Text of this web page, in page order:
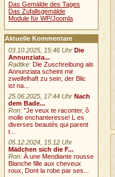
Das Gemälde des Tages
Das Zufallsgemälde
Module für WP/Joomla
Aktuelle Kommentare
03.10.2025, 15:46 Uhr Die
Annunziata...
Radtke: Die Zuschreibung als
Annunziata scheint mir
zweifelhaft zu sein, der Blic
ist na...
25.06.2025, 17:44 Uhr Nach
dem Bade...
Ron:"Je veux te raconter, ô
molle enchanteresse! L es
diverses beautés qui parent
t...
05.12.2024, 15:12 Uhr
Mädchen sich die F...
Ron:À une Mendiante rousse
Blanche fille aux cheveux
roux, Dont la robe par ses...